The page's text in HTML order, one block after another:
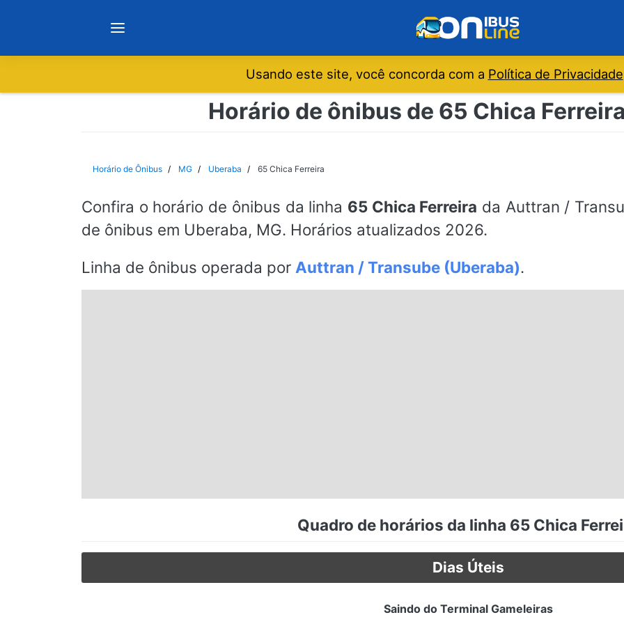
Notícias
São Paulo
Rio de Janeiro
Nordeste
Usando este site, você concorda com a Política de Privacidade
Horário de ônibus de 65 Chica
Horário de Ônibus MG Uberaba 65 Chica Ferreira
Confira o horário de ônibus da linha 65 Chica Ferreira da Auttran /
de ônibus em Uberaba, MG. Horários atualizados 2026.
Linha de ônibus operada por Auttran / Transube (Uberaba).
Quadro de horários da linha 65 Chica
Dias Úteis
Saindo do Terminal Gameleiras